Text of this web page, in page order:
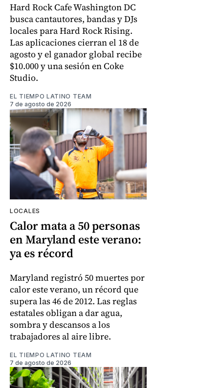
Hard Rock Cafe Washington DC
busca cantautores, bandas y DJs
locales para Hard Rock Rising.
Las aplicaciones cierran el 18 de
agosto y el ganador global recibe
$10.000 y una sesión en Coke
Studio.
EL TIEMPO LATINO TEAM
7 de agosto de 2026
LOCALES
Calor mata a 50 personas
en Maryland este verano:
ya es récord
Maryland registró 50 muertes por
calor este verano, un récord que
supera las 46 de 2012. Las reglas
estatales obligan a dar agua,
sombra y descansos a los
trabajadores al aire libre.
EL TIEMPO LATINO TEAM
7 de agosto de 2026